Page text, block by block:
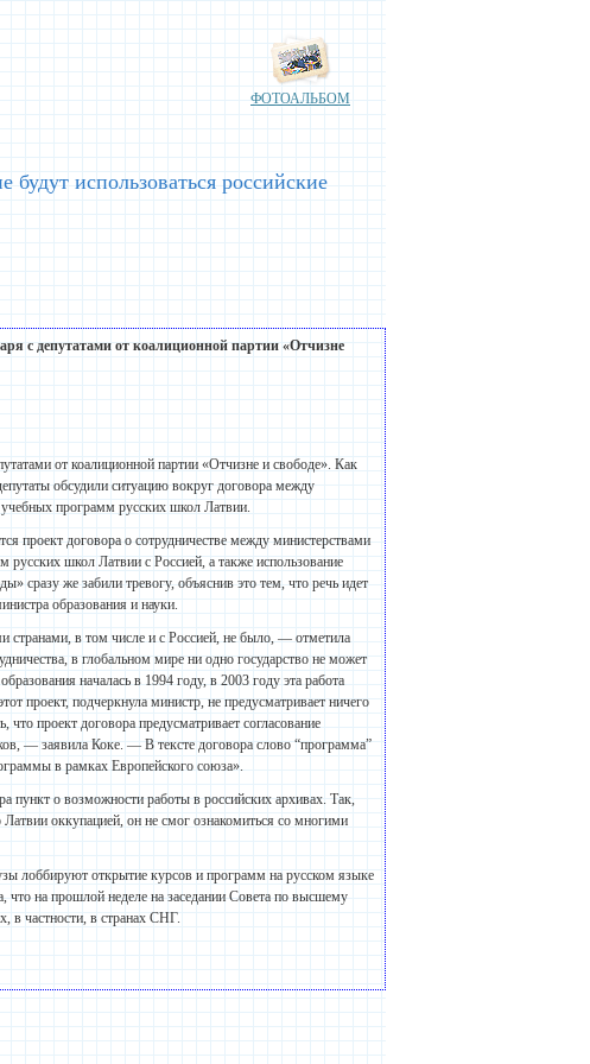
ФОТОАЛЬБОМ
использоваться российские
с депутатами от коалиционной партии «Отчизне
от коалиционной партии «Отчизне и свободе». Как
обсудили ситуацию вокруг договора между
программ русских школ Латвии.
проект договора о сотрудничестве между министерствами
школ Латвии с Россией, а также использование
сразу же забили тревогу, объяснив это тем, что речь идет
образования и науки.
странами, в том числе и с Россией, не было, — отметила
в глобальном мире ни одно государство не может
началась в 1994 году, в 2003 году эта работа
проект, подчеркнула министр, не предусматривает ничего
проект договора предусматривает согласование
— заявила Коке. — В тексте договора слово “программа”
в рамках Европейского союза».
пункт о возможности работы в российских архивах. Так,
оккупацией, он не смог ознакомиться со многими
лоббируют открытие курсов и программ на русском языке
что на прошлой неделе на заседании Совета по высшему
в частности, в странах СНГ.